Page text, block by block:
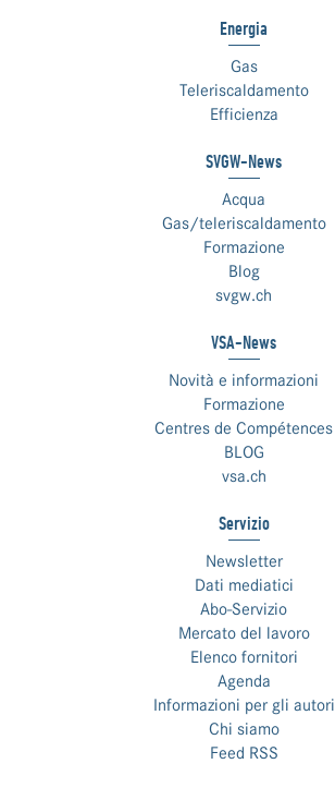
Energia
Gas
Teleriscaldamento
Efficienza
SVGW-News
Acqua
Gas/teleriscaldamento
Formazione
Blog
svgw.ch
VSA-News
Novità e informazioni
Formazione
Centres de Compétences
BLOG
vsa.ch
Servizio
Newsletter
Dati mediatici
Abo-Servizio
Mercato del lavoro
Elenco fornitori
Agenda
Informazioni per gli autori
Chi siamo
Feed RSS